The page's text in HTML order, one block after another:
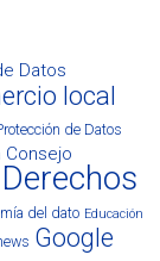
Datos
local
de Datos
Consejo
Derechos
del dato Educación
Google